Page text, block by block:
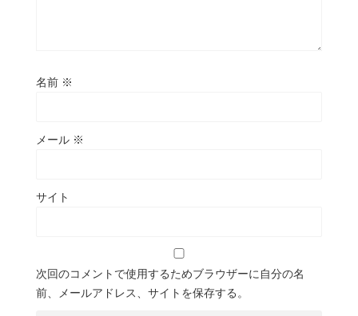
名前 ※
メール ※
サイト
次回のコメントで使用するためブラウザーに自分の名
前、メールアドレス、サイトを保存する。